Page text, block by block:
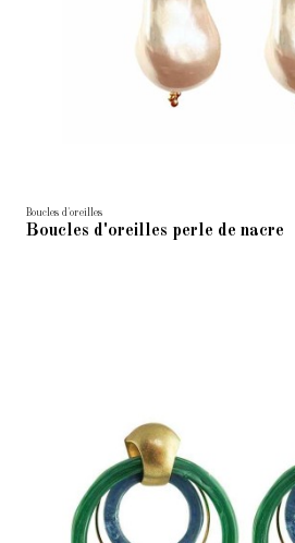
Boucles d'oreilles
Boucles d'oreilles perle de nacre